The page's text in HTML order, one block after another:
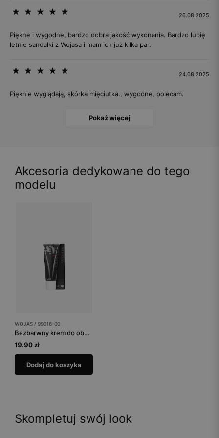
26.08.2025
Piękne i wygodne, bardzo dobra jakość wykonania. Bardzo lubię
letnie sandałki z Wojasa i mam ich już kilka par.
24.08.2025
Pięknie wyglądają, skórka mięciutka., wygodne, polecam.
Pokaż więcej
Akcesoria dedykowane do tego
modelu
WOJAS / 99016-00
Bezbarwny krem do obuwia
19.90 zł
Dodaj do koszyka
Skompletuj swój look